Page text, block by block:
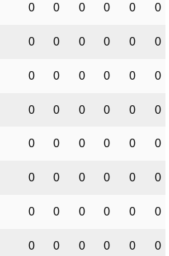
0 0 0 0 0 0
0 0 0 0 0 0
0 0 0 0 0 0
0 0 0 0 0 0
0 0 0 0 0 0
0 0 0 0 0 0
0 0 0 0 0 0
0 0 0 0 0 0